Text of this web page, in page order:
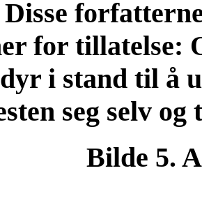
Disse
for tillatelse:
i stand til å
seg selv
Bilde 5.